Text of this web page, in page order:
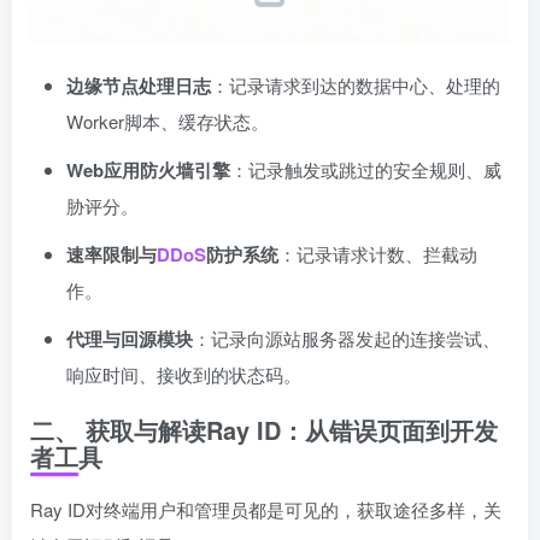
边缘节点处理日志：记录请求到达的数据中心、处理的
Worker脚本、缓存状态。
Web应用防火墙引擎 ：记录触发或跳过的安全规则、威
胁评分。
速率限制与DDoS防护系统：记录请求计数、拦截动
作。
代理与回源模块 ：记录向源站服务器发起的连接尝试、
响应时间、接收到的状态码。
二、 获取与解读Ray ID：从错误页面到开发
者工具
Ray ID对终端用户和管理员都是可见的，获取途径多样，关